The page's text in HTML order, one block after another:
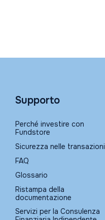
Supporto
Perché investire con
Fundstore
Sicurezza nelle transazioni
FAQ
Glossario
Ristampa della
documentazione
Servizi per la Consulenza